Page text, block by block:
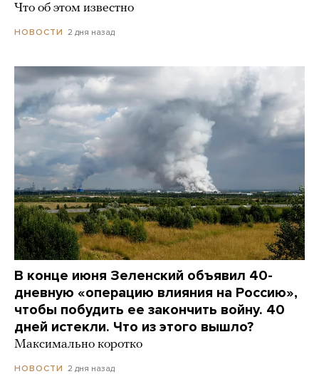
Что об этом известно
НОВОСТИ 2 дня назад
В конце июня Зеленский объявил 40-
дневную «операцию влияния на Россию»,
чтобы побудить ее закончить войну. 40
дней истекли. Что из этого вышло?
Максимально коротко
НОВОСТИ 2 дня назад